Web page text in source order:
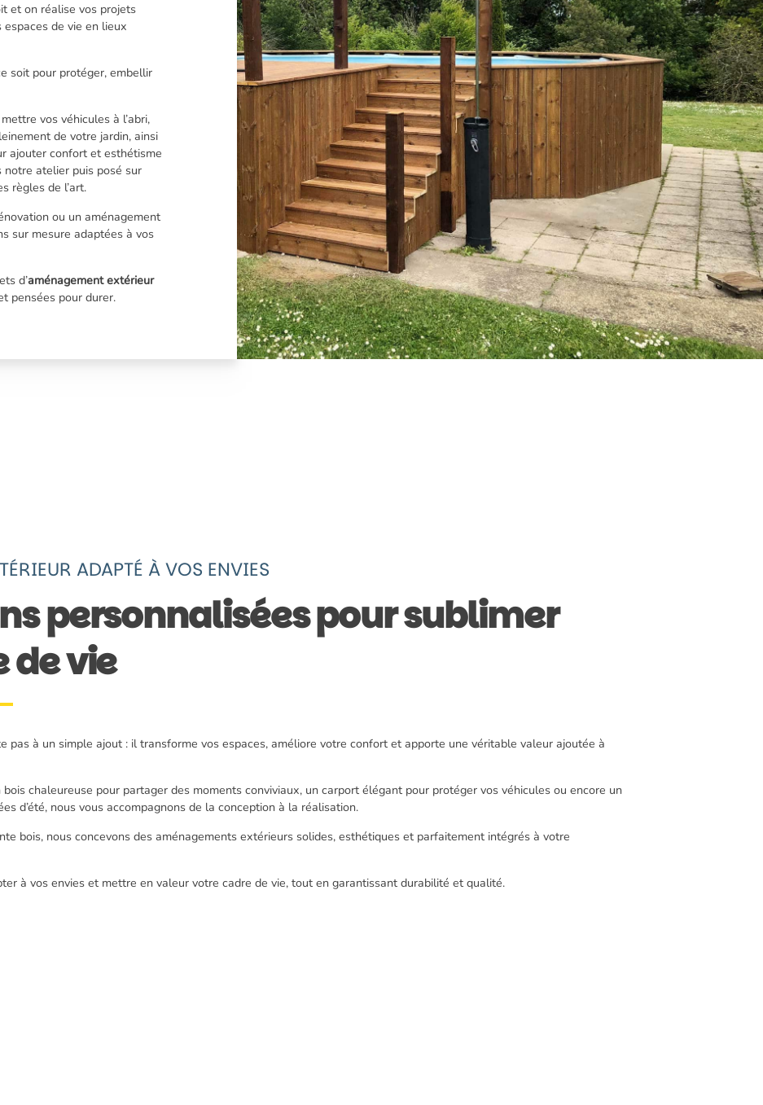
et on réalise vos projets
de vie en lieux
soit pour protéger, embellir
vos véhicules à l’abri,
de votre jardin, ainsi
ajouter confort et esthétisme
notre atelier puis posé sur
règles de l’art.
ou un aménagement
sur mesure adaptées à vos
d’aménagement extérieur
pensées pour durer.
ADAPTÉ À VOS ENVIES
personnalisées pour sublimer
de vie
pas à un simple ajout : il transforme vos espaces, améliore votre confort et apporte une véritable valeur ajoutée à
chaleureuse pour partager des moments conviviaux, un carport élégant pour protéger vos véhicules ou encore un
d’été, nous vous accompagnons de la conception à la réalisation.
bois, nous concevons des aménagements extérieurs solides, esthétiques et parfaitement intégrés à votre
à vos envies et mettre en valeur votre cadre de vie, tout en garantissant durabilité et qualité.